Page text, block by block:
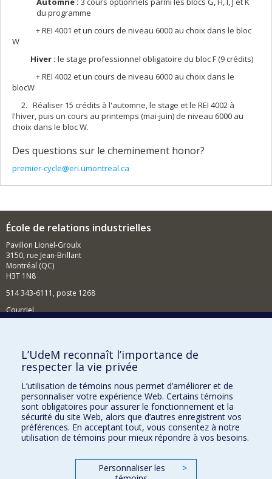
du programme
+ REI 4001 et un cours de niveau 6000 au choix dans le bloc
W
Hiver : le stage professionnel obligatoire du bloc F (9 crédits)
+ REI 4002 et un cours de niveau 6000 au choix dans le
blocW
2. Réaliser 15 crédits à l'automne, le stage et le REI 4002 à
l'hiver, puis un cours au printemps (mai-juin) de niveau 6000 au
choix dans le bloc W.
Des questions sur le cheminement honor?
premier-cycle@eri.umontreal.ca
École de relations industrielles
Pavillon Lionel-Groulx
3150, rue Jean-Brillant
Montréal (QC)
H3T 1N8
514 343-6111, poste 1268
Courriel
Comment soutenir l'École?
BESOIN D'AIDE?
Plan du site
Signaler une erreur
Accessibilité
FACULTÉ DES ARTS ET DES SCIENCES
Nos départements et écoles
L’UdeM reconnaît l’importance de
respecter la vie privée
L’utilisation de témoins nous permet d’améliorer et de
personnaliser votre expérience Web. Certains témoins
sont obligatoires pour assurer le fonctionnement et la
sécurité du site Web, alors que d’autres enregistrent vos
préférences. En acceptant tout, vous consentez à notre
utilisation de témoins pour mieux répondre à vos besoins.
Personnaliser les
>